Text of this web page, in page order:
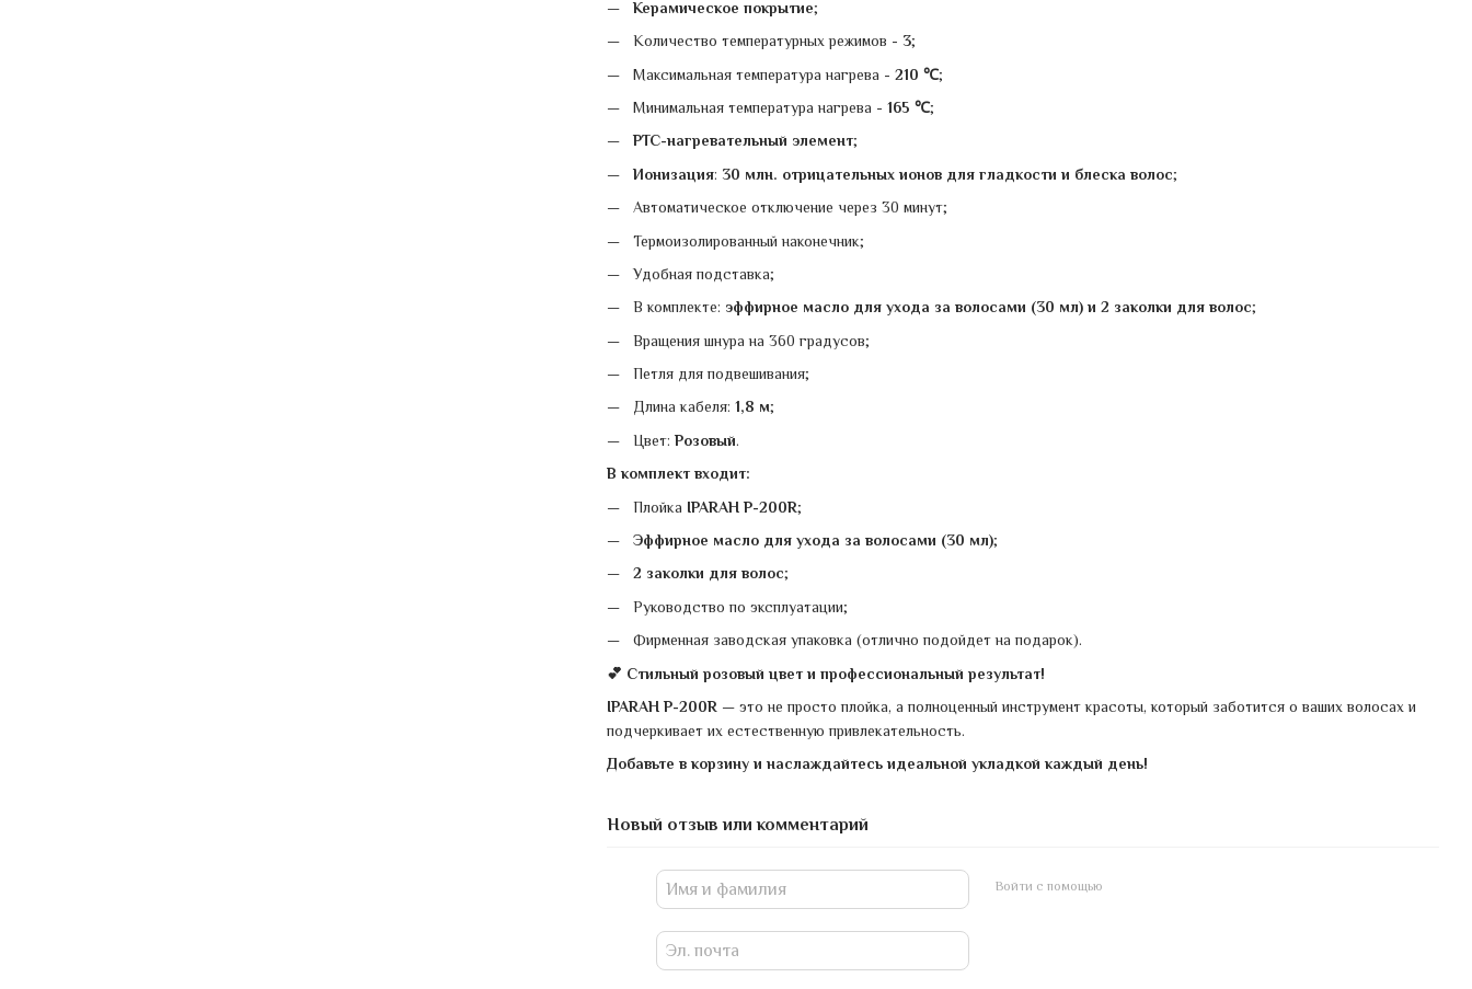
Керамическое покрытие;
Количество температурных режимов - 3;
Максимальная температура нагрева - 210 ℃;
Минимальная температура нагрева - 165 ℃;
PTC-нагревательный элемент;
Ионизация: 30 млн. отрицательных ионов для гладкости и блеска волос;
Автоматическое отключение через 30 минут;
Термоизолированный наконечник;
Удобная подставка;
В комплекте: эффирное масло для ухода за волосами (30 мл) и 2 заколки для волос;
Вращения шнура на 360 градусов;
Петля для подвешивания;
Длина кабеля: 1,8 м;
Цвет: Розовый.
В комплект входит:
Плойка IPARAH P-200R;
Эффирное масло для ухода за волосами (30 мл);
2 заколки для волос;
Руководство по эксплуатации;
Фирменная заводская упаковка (отлично подойдет на подарок).
💕 Стильный розовый цвет и профессиональный результат!
IPARAH P-200R — это не просто плойка, а полноценный инструмент красоты, который заботится о ваших волосах и
подчеркивает их естественную привлекательность.
Добавьте в корзину и наслаждайтесь идеальной укладкой каждый день!
Новый отзыв или комментарий
Войти с помощью